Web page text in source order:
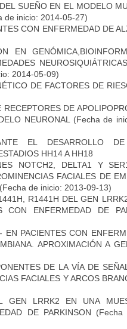
SUEÑO EN EL MODELO
de inicio: 2014-05-27)
CON ENFERMEDAD DE
EN
2014-05-09)
DE FACTORES DE
DE
NEURONAL
(Fecha de
EL DESARROLLO
HH14 A HH18
NOTCH2, DELTA1 Y
FACIALES DE
(Fecha de inicio: 2013-09-13)
R1441H DEL GEN
CON ENFERMEDAD DE
PACIENTES CON
APROXIMACIÓN A
DE LA VÍA DE
FACIALES Y ARCOS
GEN LRRK2 EN UNA
DE PARKINSON (Fecha